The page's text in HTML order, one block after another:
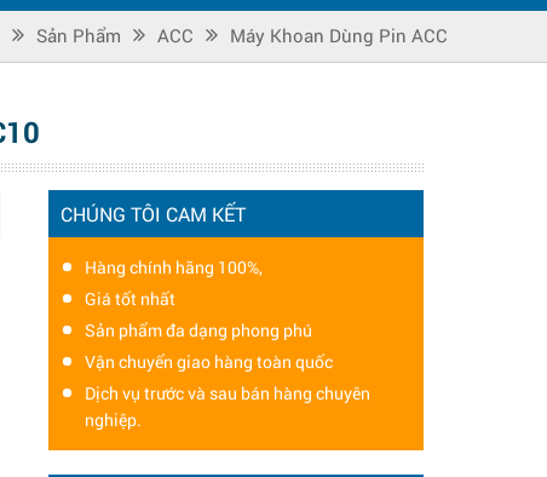
Sản Phẩm ACC Máy Khoan Dùng Pin ACC
CHÚNG TÔI CAM KẾT
Hàng chính hãng 100%,
Giá tốt nhất
Sản phẩm đa dạng phong phú
Vận chuyển giao hàng toàn quốc
Dịch vụ trước và sau bán hàng chuyên
nghiệp.